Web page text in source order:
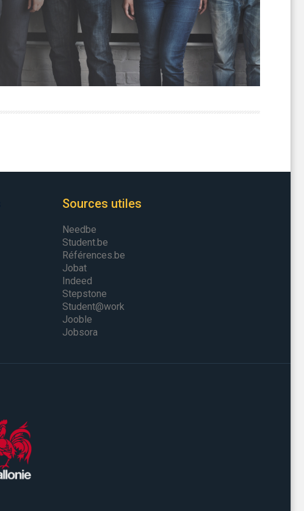
Sources utiles
Needbe
Student.be
Références.be
Jobat
Indeed
Stepstone
Student@work
Jooble
Jobsora